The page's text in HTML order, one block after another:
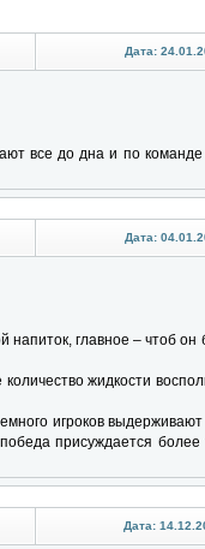
Дата:
все до дна и по команде
Дата:
напиток, главное – чтоб
жидкости
игроков
присуждается более
Дата: